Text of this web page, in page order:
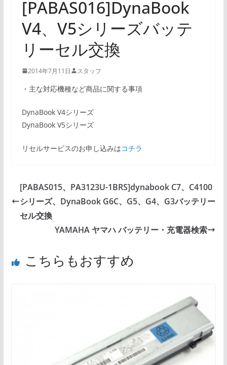
[PABAS016]DynaBook
V4、V5シリーズバッテ
リーセル交換
2014年7月11日 スタッフ
・主な対応機種など商品に関する事項
DynaBook V4シリーズ
DynaBook V5シリーズ
リセルサービスのお申し込みはコチラ
[PABAS015、PA3123U-1BRS]dynabook C7、C4100
シリーズ、DynaBook G6C、G5、G4、G3バッテリー
セル交換
YAMAHA ヤマハ バッテリー・充電器検索
こちらもおすすめ